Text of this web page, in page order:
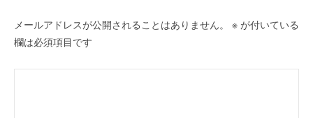
メールアドレスが公開されることはありません。 ※ が付いている
欄は必須項目です